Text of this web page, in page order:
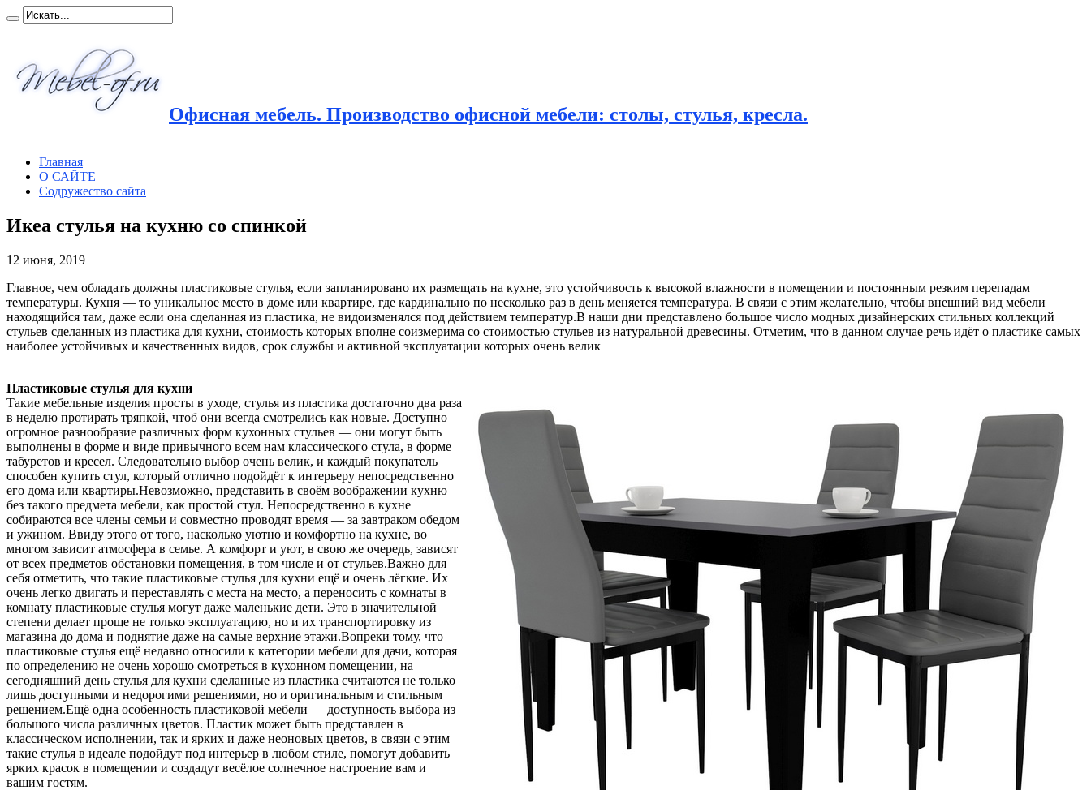
Офисная мебель. Производство офисной мебели: столы, стулья, кресла.
Главная
О САЙТЕ
Содружество сайта
Икеа стулья на кухню со спинкой
12 июня, 2019
Главное, чем обладать должны пластиковые стулья, если запланировано их размещать на кухне, это устойчивость к высокой влажности в помещении и постоянным резким перепадам
температуры. Кухня — то уникальное место в доме или квартире, где кардинально по несколько раз в день меняется температура. В связи с этим желательно, чтобы внешний вид мебели
находящийся там, даже если она сделанная из пластика, не видоизменялся под действием температур.В наши дни представлено большое число модных дизайнерских стильных коллекций
стульев сделанных из пластика для кухни, стоимость которых вполне соизмерима со стоимостью стульев из натуральной древесины. Отметим, что в данном случае речь идёт о пластике самых
наиболее устойчивых и качественных видов, срок службы и активной эксплуатации которых очень велик
Пластиковые стулья для кухни
Такие мебельные изделия просты в уходе, стулья из пластика достаточно два раза
в неделю протирать тряпкой, чтоб они всегда смотрелись как новые. Доступно
огромное разнообразие различных форм кухонных стульев — они могут быть
выполнены в форме и виде привычного всем нам классического стула, в форме
табуретов и кресел. Следовательно выбор очень велик, и каждый покупатель
способен купить стул, который отлично подойдёт к интерьеру непосредственно
его дома или квартиры.Невозможно, представить в своём воображении кухню
без такого предмета мебели, как простой стул. Непосредственно в кухне
собираются все члены семьи и совместно проводят время — за завтраком обедом
и ужином. Ввиду этого от того, насколько уютно и комфортно на кухне, во
многом зависит атмосфера в семье. А комфорт и уют, в свою же очередь, зависят
от всех предметов обстановки помещения, в том числе и от стульев.Важно для
себя отметить, что такие пластиковые стулья для кухни ещё и очень лёгкие. Их
очень легко двигать и переставлять с места на место, а переносить с комнаты в
комнату пластиковые стулья могут даже маленькие дети. Это в значительной
степени делает проще не только эксплуатацию, но и их транспортировку из
магазина до дома и поднятие даже на самые верхние этажи.Вопреки тому, что
пластиковые стулья ещё недавно относили к категории мебели для дачи, которая
по определению не очень хорошо смотреться в кухонном помещении, на
сегодняшний день стулья для кухни сделанные из пластика считаются не только
лишь доступными и недорогими решениями, но и оригинальным и стильным
решением.Ещё одна особенность пластиковой мебели — доступность выбора из
большого числа различных цветов. Пластик может быть представлен в
классическом исполнении, так и ярких и даже неоновых цветов, в связи с этим
такие стулья в идеале подойдут под интерьер в любом стиле, помогут добавить
ярких красок в помещении и создадут весёлое солнечное настроение вам и
вашим гостям.